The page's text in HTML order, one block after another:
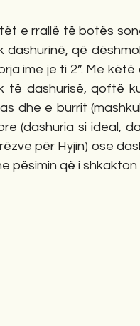
e rrallë të botës
që
ime je ti 2”. Me
dashurisë, qoftë
dhe e burrit
(dashuria si ideal,
për Hyjin) ose
pësimin që i shkakton